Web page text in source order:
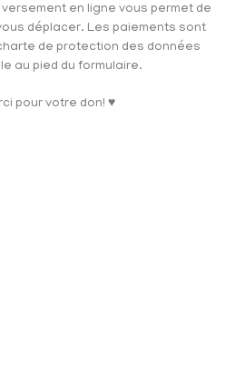
en ligne vous permet de
déplacer. Les paiements sont
de protection des données
au pied du formulaire.
pour votre don! ♥